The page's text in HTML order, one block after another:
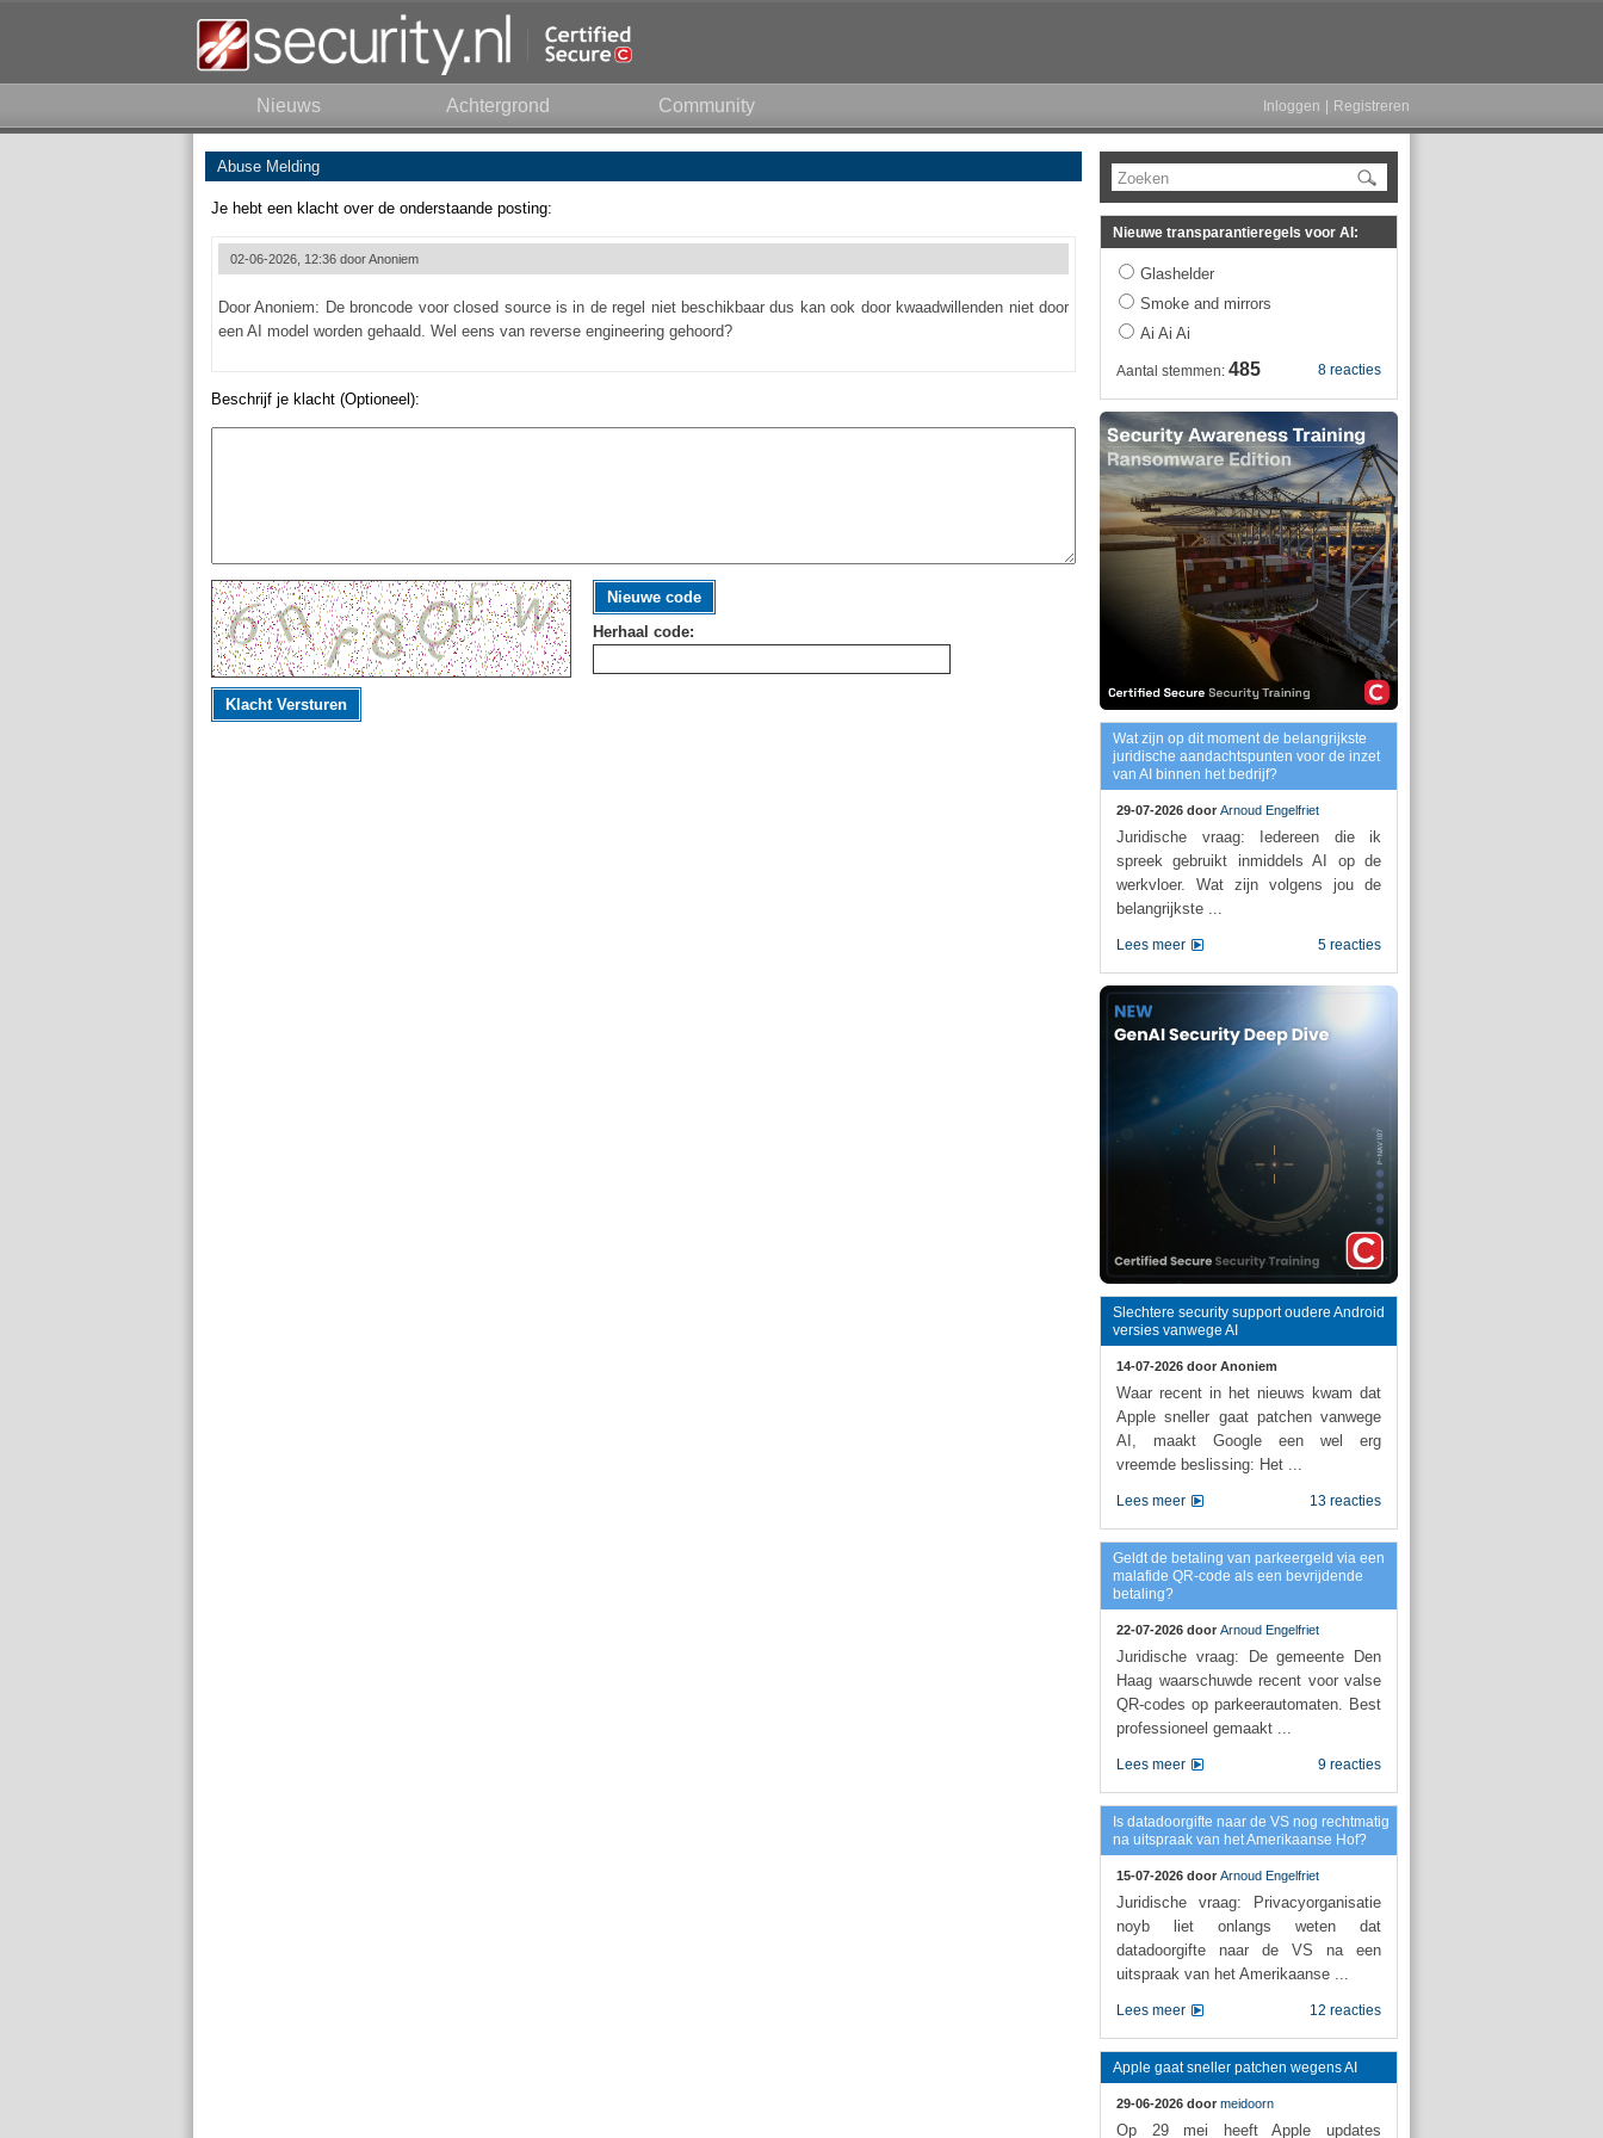
Nieuws Achtergrond Community Inloggen Registreren
Abuse Melding
Je hebt een klacht over de onderstaande posting:
02-06-2026, 12:36 doorAnoniem
Door Anoniem: De broncode voor closed source is in de regel niet beschikbaar dus kan ook door kwaadwillenden niet door
een AI model worden gehaald. Wel eens van reverse engineering gehoord?
Beschrijf je klacht (Optioneel):
Nieuwe code
Herhaal code:
Klacht Versturen
Zoeken
Nieuwe transparantieregels voor AI:
Glashelder
Smoke and mirrors
Ai Ai Ai
8 reacties
Aantal stemmen: 485
Wat zijn op dit moment de belangrijkste
juridische aandachtspunten voor de inzet
van AI binnen het bedrijf?
29-07-2026 door Arnoud Engelfriet
Juridische vraag: Iedereen die ik
spreek gebruikt inmiddels AI op de
werkvloer. Wat zijn volgens jou de
belangrijkste ...
5 reacties
Lees meer
Slechtere security support oudere Android
versies vanwege AI
14-07-2026 door Anoniem
Waar recent in het nieuws kwam dat
Apple sneller gaat patchen vanwege
AI, maakt Google een wel erg
vreemde beslissing: Het ...
13 reacties
Lees meer
Geldt de betaling van parkeergeld via een
malafide QR-code als een bevrijdende
betaling?
22-07-2026 door Arnoud Engelfriet
Juridische vraag: De gemeente Den
Haag waarschuwde recent voor valse
QR-codes op parkeerautomaten. Best
professioneel gemaakt ...
9 reacties
Lees meer
Is datadoorgifte naar de VS nog rechtmatig
na uitspraak van het Amerikaanse Hof?
15-07-2026 door Arnoud Engelfriet
Juridische vraag: Privacyorganisatie
noyb liet onlangs weten dat
datadoorgifte naar de VS na een
uitspraak van het Amerikaanse ...
12 reacties
Lees meer
Apple gaat sneller patchen wegens AI
29-06-2026 door meidoorn
Op 29 mei heeft Apple updates